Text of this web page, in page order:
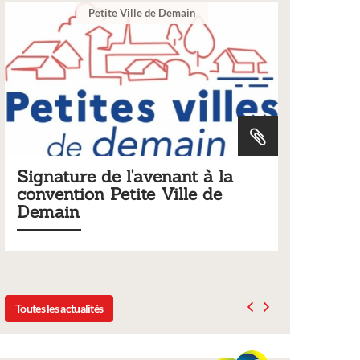
à la
Ville de
Tarifs 2026 des services
municipaux
Toutes les actualités